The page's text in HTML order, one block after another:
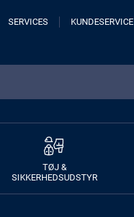
SERVICES KUNDESERVICE
TØJ &
SIKKERHEDSUDSTYR